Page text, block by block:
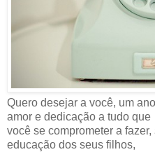
Quero desejar a você, um
amor e dedicação a tudo que
você se comprometer a
educação dos seus filhos,